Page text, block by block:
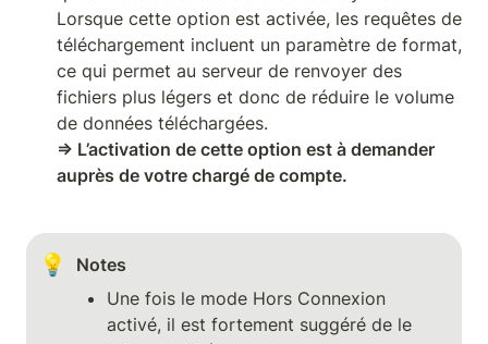
Lorsque cette option est activée, les requêtes de
téléchargement incluent un paramètre de format,
ce qui permet au serveur de renvoyer des
fichiers plus légers et donc de réduire le volume
⇒ L’activation de cette option est à demander
auprès de votre chargé de compte.
💡
Notes
Une fois le mode Hors Connexion
activé, il est fortement suggéré de le